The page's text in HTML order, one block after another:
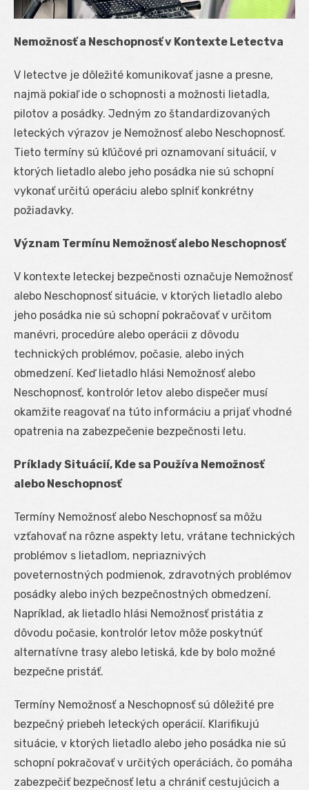
Nemožnosť a Neschopnosť v Kontexte Letectva
V letectve je dôležité komunikovať jasne a presne,
najmä pokiaľ ide o schopnosti a možnosti lietadla,
pilotov a posádky. Jedným zo štandardizovaných
leteckých výrazov je Nemožnosť alebo Neschopnosť.
Tieto termíny sú kľúčové pri oznamovaní situácií, v
ktorých lietadlo alebo jeho posádka nie sú schopní
vykonať určitú operáciu alebo splniť konkrétny
požiadavky.
Význam Termínu Nemožnosť alebo Neschopnosť
V kontexte leteckej bezpečnosti označuje Nemožnosť
alebo Neschopnosť situácie, v ktorých lietadlo alebo
jeho posádka nie sú schopní pokračovať v určitom
manévri, procedúre alebo operácii z dôvodu
technických problémov, počasie, alebo iných
obmedzení. Keď lietadlo hlási Nemožnosť alebo
Neschopnosť, kontrolór letov alebo dispečer musí
okamžite reagovať na túto informáciu a prijať vhodné
opatrenia na zabezpečenie bezpečnosti letu.
Príklady Situácií, Kde sa Používa Nemožnosť
alebo Neschopnosť
Termíny Nemožnosť alebo Neschopnosť sa môžu
vzťahovať na rôzne aspekty letu, vrátane technických
problémov s lietadlom, nepriaznivých
poveternostných podmienok, zdravotných problémov
posádky alebo iných bezpečnostných obmedzení.
Napríklad, ak lietadlo hlási Nemožnosť pristátia z
dôvodu počasie, kontrolór letov môže poskytnúť
alternatívne trasy alebo letiská, kde by bolo možné
bezpečne pristáť.
Termíny Nemožnosť a Neschopnosť sú dôležité pre
bezpečný priebeh leteckých operácií. Klarifikujú
situácie, v ktorých lietadlo alebo jeho posádka nie sú
schopní pokračovať v určitých operáciách, čo pomáha
zabezpečiť bezpečnosť letu a chrániť cestujúcich a